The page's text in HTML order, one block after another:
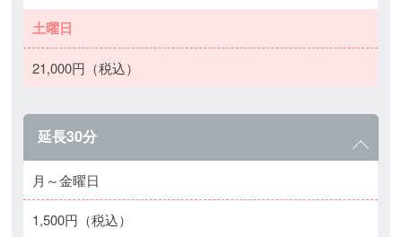
土曜日
21,000円（税込）
延長30分
月～金曜日
1,500円（税込）